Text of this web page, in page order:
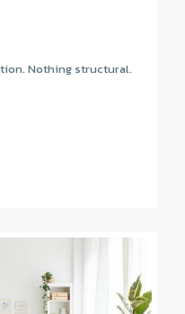
Nothing structural.